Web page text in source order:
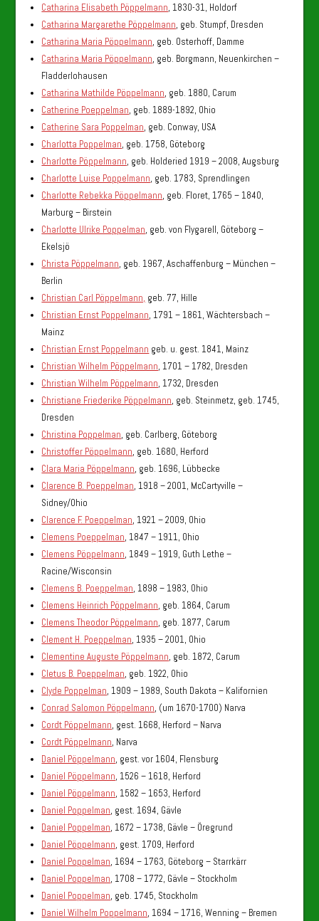
Catharina Elisabeth Pöppelmann, 1830-31, Holdorf
Catharina Margarethe Pöppelmann, geb. Stumpf, Dresden
Catharina Maria Pöppelmann, geb. Osterhoff, Damme
Catharina Maria Pöppelmann, geb. Borgmann, Neuenkirchen –
Fladderlohausen
Catharina Mathilde Pöppelmann, geb. 1880, Carum
Catherine Poeppelman, geb. 1889-1892, Ohio
Catherine Sara Poppelman, geb. Conway, USA
Charlotta Poppelman, geb. 1758, Göteborg
Charlotte Pöppelmann, geb. Holderied 1919 – 2008, Augsburg
Charlotte Luise Poppelmann, geb. 1783, Sprendlingen
Charlotte Rebekka Pöppelmann, geb. Floret, 1765 – 1840,
Marburg – Birstein
Charlotte Ulrike Poppelman, geb. von Flygarell, Göteborg –
Ekelsjö
Christa Pöppelmann, geb. 1967, Aschaffenburg – München –
Berlin
Christian Carl Pöppelmann, geb. 77, Hille
Christian Ernst Poppelmann, 1791 – 1861, Wächtersbach –
Mainz
Christian Ernst Poppelmann geb. u. gest. 1841, Mainz
Christian Wilhelm Pöppelmann, 1701 – 1782, Dresden
Christian Wilhelm Pöppelmann, 1732, Dresden
Christiane Friederike Pöppelmann, geb. Steinmetz, geb. 1745,
Dresden
Christina Poppelman, geb. Carlberg, Göteborg
Christoffer Pöppelmann, geb. 1680, Herford
Clara Maria Pöppelmann, geb. 1696, Lübbecke
Clarence B. Poeppelman, 1918 – 2001, McCartyville –
Sidney/Ohio
Clarence F. Poeppelman, 1921 – 2009, Ohio
Clemens Poeppelman, 1847 – 1911, Ohio
Clemens Pöppelmann, 1849 – 1919, Guth Lethe –
Racine/Wisconsin
Clemens B. Poeppelman, 1898 – 1983, Ohio
Clemens Heinrich Pöppelmann, geb. 1864, Carum
Clemens Theodor Pöppelmann, geb. 1877, Carum
Clement H. Poeppelman, 1935 – 2001, Ohio
Clementine Auguste Pöppelmann, geb. 1872, Carum
Cletus B. Poeppelman, geb. 1922, Ohio
Clyde Poppelman, 1909 – 1989, South Dakota – Kalifornien
Conrad Salomon Pöppelmann, (um 1670-1700) Narva
Cordt Pöppelmann, gest. 1668, Herford – Narva
Cordt Pöppelmann, Narva
Daniel Pöppelmann, gest. vor 1604, Flensburg
Daniel Pöppelmann, 1526 – 1618, Herford
Daniel Pöppelmann, 1582 – 1653, Herford
Daniel Poppelman, gest. 1694, Gävle
Daniel Poppelman, 1672 – 1738, Gävle – Öregrund
Daniel Pöppelmann, gest. 1709, Herford
Daniel Poppelman, 1694 – 1763, Göteborg – Starrkärr
Daniel Poppelman, 1708 – 1772, Gävle – Stockholm
Daniel Poppelman, geb. 1745, Stockholm
Daniel Wilhelm Poppelmann, 1694 – 1716, Wenning – Bremen